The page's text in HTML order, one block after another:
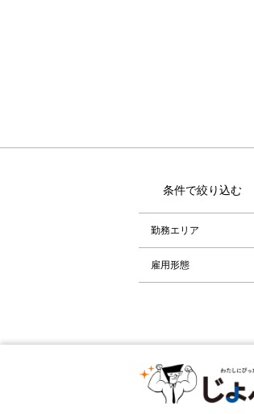
条件で絞り込む
勤務エリア
雇用形態